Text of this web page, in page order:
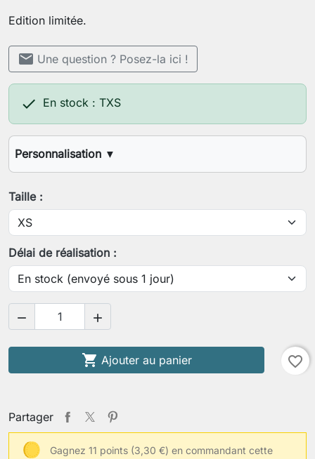
Edition limitée.
mail Une question ? Posez-la ici !
 En stock : TXS
Personnalisation ▼
Longueur d'entrejambes désirée
Votre tour de fesses
Votre taille habituelle de vêtements
Autres informations
Taille :
Délai de réalisation :
 
 Ajouter au panier favorite_border
Partager
Gagnez 11 points (3,30 €) en commandant cette